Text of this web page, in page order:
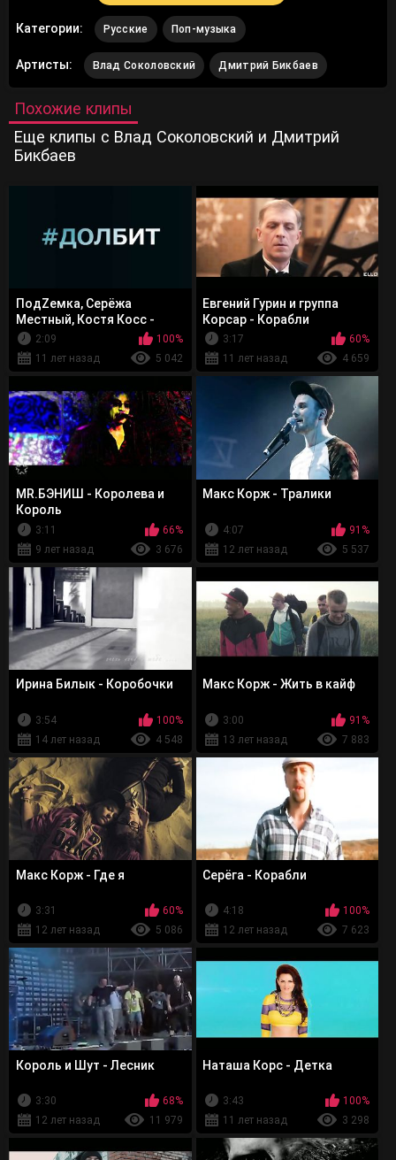
Категории: Русские Поп-музыка
Артисты: Влад Соколовский Дмитрий Бикбаев
Похожие клипы
Еще клипы с Влад Соколовский и Дмитрий
Бикбаев
ПодZемка, Серёжа
Местный, Костя Косс -
#ДОЛБИТ
2:09
100%
11 лет назад
5 042
Евгений Гурин и группа
Корсар - Корабли
3:17
60%
11 лет назад
4 659
MR.БЭНИШ - Королева и
Король
3:11
66%
9 лет назад
3 676
Макс Корж - Тралики
4:07
91%
12 лет назад
5 537
Ирина Билык - Коробочки
3:54
100%
14 лет назад
4 548
Макс Корж - Жить в кайф
3:00
91%
13 лет назад
7 883
Макс Корж - Где я
3:31
60%
12 лет назад
5 086
Серёга - Корабли
4:18
100%
12 лет назад
7 623
Король и Шут - Лесник
3:30
68%
12 лет назад
11 979
Наташа Корс - Детка
3:43
100%
11 лет назад
3 298